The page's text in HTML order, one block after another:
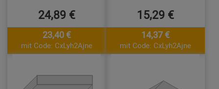
24,89 €
23,40 €
mit Code: CxLyh2Ajne
15,29 €
14,37 €
mit Code: CxLyh2Ajne